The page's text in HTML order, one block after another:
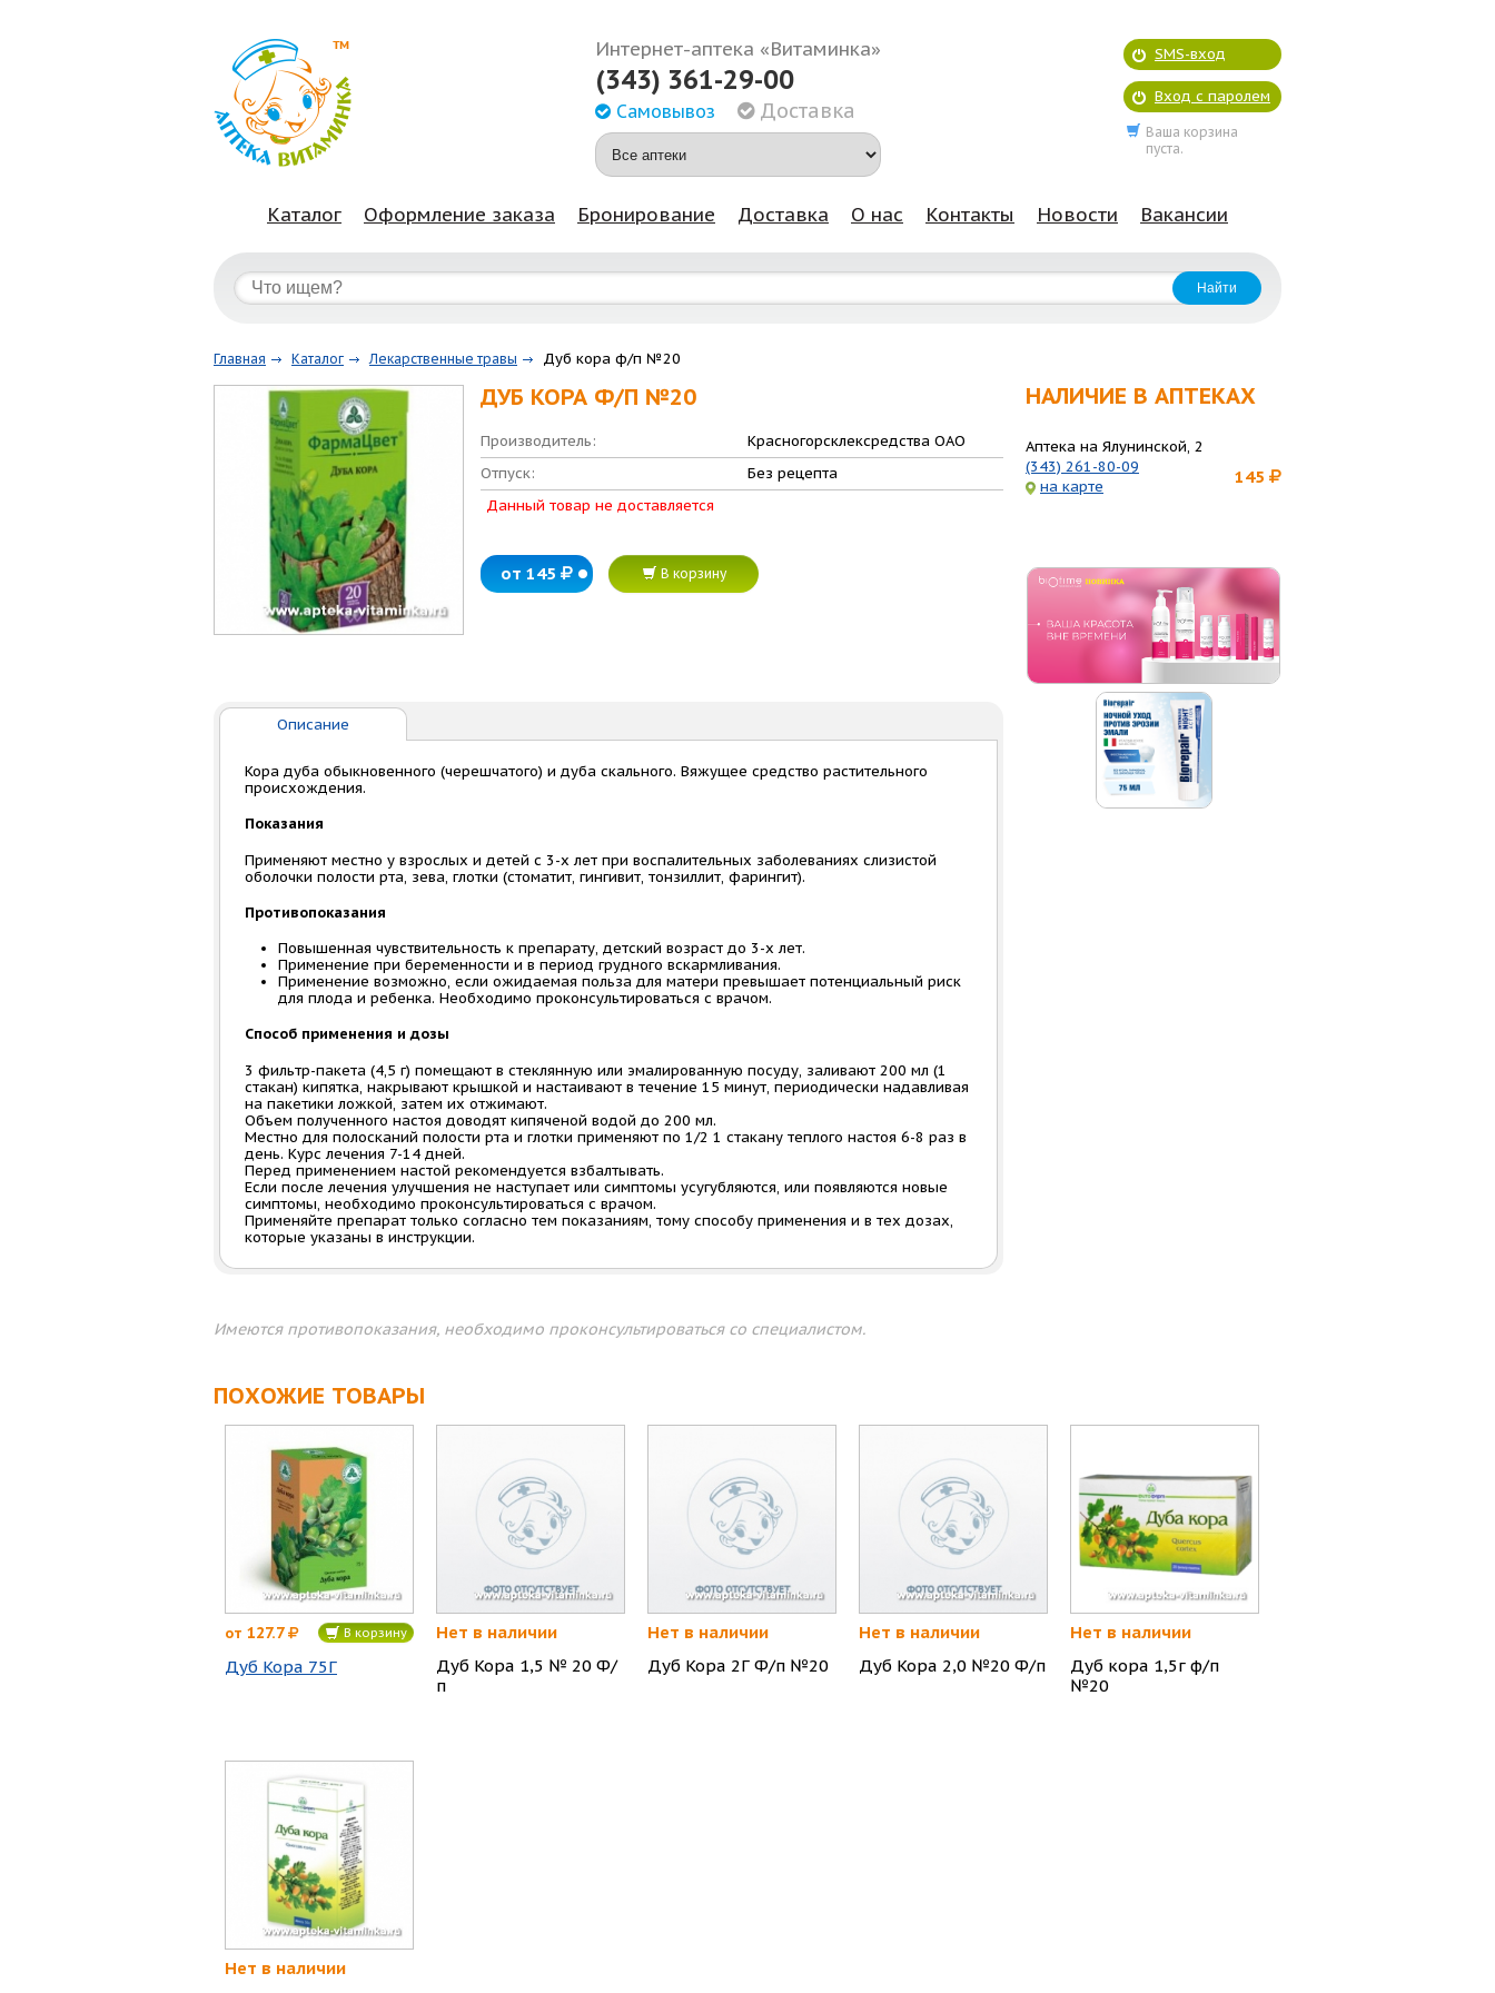
Интернет-аптека «Витаминка»
(343) 361-29-00
Самовывоз Доставка
SMS-вход
Вход с паролем
Ваша корзина
пуста.
Каталог Оформление заказа Бронирование Доставка О нас Контакты Новости Вакансии
Главная Каталог Лекарственные травы Дуб кора ф/п №20
ДУБ КОРА Ф/П №20
Производитель:
Красногорсклексредства ОАО
Отпуск:
Без рецепта
Данный товар не доставляется
от 145 В корзину
Описание
Кора дуба обыкновенного (черешчатого) и дуба скального. Вяжущее средство растительного
происхождения.
Показания
Применяют местно у взрослых и детей с 3-х лет при воспалительных заболеваниях слизистой
оболочки полости рта, зева, глотки (стоматит, гингивит, тонзиллит, фарингит).
Противопоказания
Повышенная чувствительность к препарату, детский возраст до 3-х лет.
Применение при беременности и в период грудного вскармливания.
Применение возможно, если ожидаемая польза для матери превышает потенциальный риск
для плода и ребенка. Необходимо проконсультироваться с врачом.
Способ применения и дозы
3 фильтр-пакета (4,5 г) помещают в стеклянную или эмалированную посуду, заливают 200 мл (1
стакан) кипятка, накрывают крышкой и настаивают в течение 15 минут, периодически надавливая
на пакетики ложкой, затем их отжимают.
Объем полученного настоя доводят кипяченой водой до 200 мл.
Местно для полосканий полости рта и глотки применяют по 1/2 1 стакану теплого настоя 6-8 раз в
день. Курс лечения 7-14 дней.
Перед применением настой рекомендуется взбалтывать.
Если после лечения улучшения не наступает или симптомы усугубляются, или появляются новые
симптомы, необходимо проконсультироваться с врачом.
Применяйте препарат только согласно тем показаниям, тому способу применения и в тех дозах,
которые указаны в инструкции.
Имеются противопоказания, необходимо проконсультироваться со специалистом.
НАЛИЧИЕ В АПТЕКАХ
Аптека на Ялунинской, 2
(343) 261-80-09
на карте
145
ПОХОЖИЕ ТОВАРЫ
от 127.7 В корзину
Дуб Кора 75Г
Нет в наличии
Дуб Кора 1,5 № 20 Ф/
п
Нет в наличии
Дуб Кора 2Г Ф/п №20
Нет в наличии
Дуб Кора 2,0 №20 Ф/п
Нет в наличии
Дуб кора 1,5г ф/п
№20
Нет в наличии